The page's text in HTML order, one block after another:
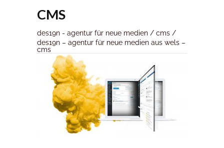
CMS
des19n - agentur für neue medien / cms /
des19n – agentur für neue medien aus wels –
cms